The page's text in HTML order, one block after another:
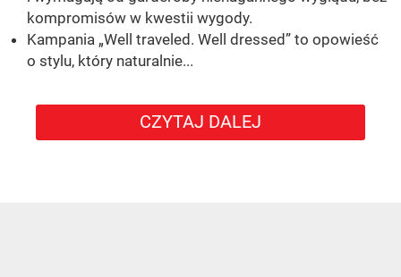
kompromisów w kwestii wygody.
Kampania „Well traveled. Well dressed” to opowieść
o stylu, który naturalnie...
CZYTAJ DALEJ